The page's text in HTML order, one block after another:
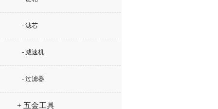
- 滤芯
- 减速机
- 过滤器
+ 五金工具